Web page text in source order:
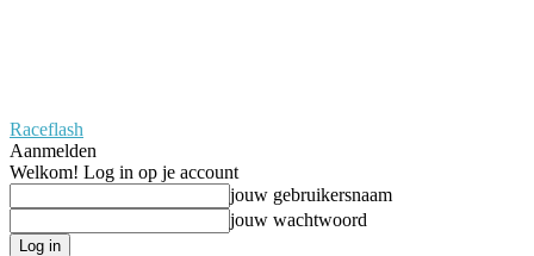
Raceflash
Aanmelden
Welkom! Log in op je account
jouw gebruikersnaam
jouw wachtwoord